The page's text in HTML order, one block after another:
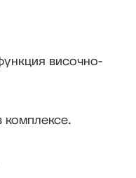
височно-